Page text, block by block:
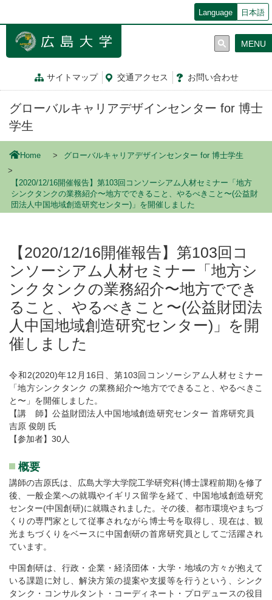
ン
Language 日本語
サイトマップ 交通アクセス お問い合わせ
MENU
グローバルキャリアデザインセンター for 博士
学生
Home グローバルキャリアデザインセンター for 博士学生
【2020/12/16開催報告】第103回コンソーシアム人材セミナー「地方
シンクタンクの業務紹介〜地方でできること、やるべきこと〜(公益財
団法人中国地域創造研究センター)」を開催しました
【2020/12/16開催報告】第103回コ
ンソーシアム人材セミナー「地方シ
ンクタンクの業務紹介〜地方ででき
ること、やるべきこと〜(公益財団法
人中国地域創造研究センター)」を開
催しました
令和2(2020)年12月16日、第103回コンソーシアム人材セミナー
「地方シンクタンク の業務紹介〜地方でできること、やるべきこ
と〜」を開催しました。
【講 師】公益財団法人中国地域創造研究センター 首席研究員
吉原 俊朗 氏
【参加者】30人
概要
講師の吉原氏は、広島大学大学院工学研究科(博士課程前期)を修了
後、一般企業への就職やイギリス留学を経て、中国地域創造研究
センター(中国創研)に就職されました。その後、都市環境やまちづ
くりの専門家として従事されながら博士号を取得し、現在は、観
光まちづくりをベースに中国創研の首席研究員としてご活躍され
ています。
中国創研は、行政・企業・経済団体・大学・地域の方々が抱えて
いる課題に対し、解決方策の提案や支援等を行うという、シンク
タンク・コンサルタント・コーディネート・プロデュースの役目